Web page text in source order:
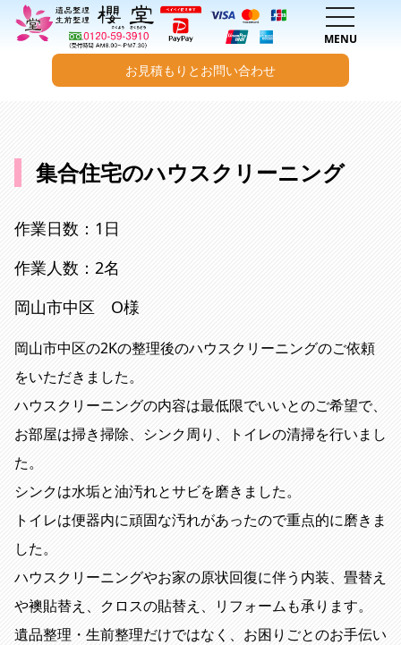
toggle
MENU
お見積もりとお問い合わせ
集合住宅のハウスクリーニング
作業日数：1日
作業人数：2名
岡山市中区 O様
岡山市中区の2Kの整理後のハウスクリーニングのご依頼
をいただきました。
ハウスクリーニングの内容は最低限でいいとのご希望で、
お部屋は掃き掃除、シンク周り、トイレの清掃を行いまし
た。
シンクは水垢と油汚れとサビを磨きました。
トイレは便器内に頑固な汚れがあったので重点的に磨きま
した。
ハウスクリーニングやお家の原状回復に伴う内装、畳替え
や襖貼替え、クロスの貼替え、リフォームも承ります。
遺品整理・生前整理だけではなく、お困りごとのお手伝い